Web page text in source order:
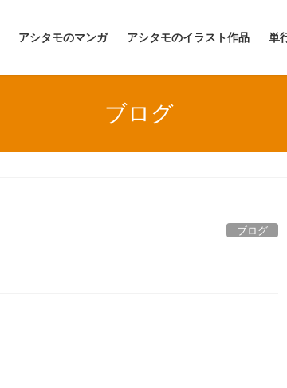
アシタモのマンガ アシタモのイラスト作品 単
ブログ
ブログ